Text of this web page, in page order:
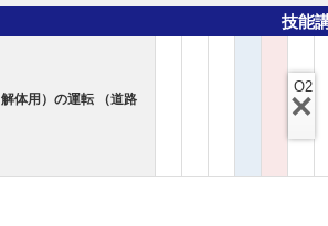
技能
体用）の運転 （道路
O2